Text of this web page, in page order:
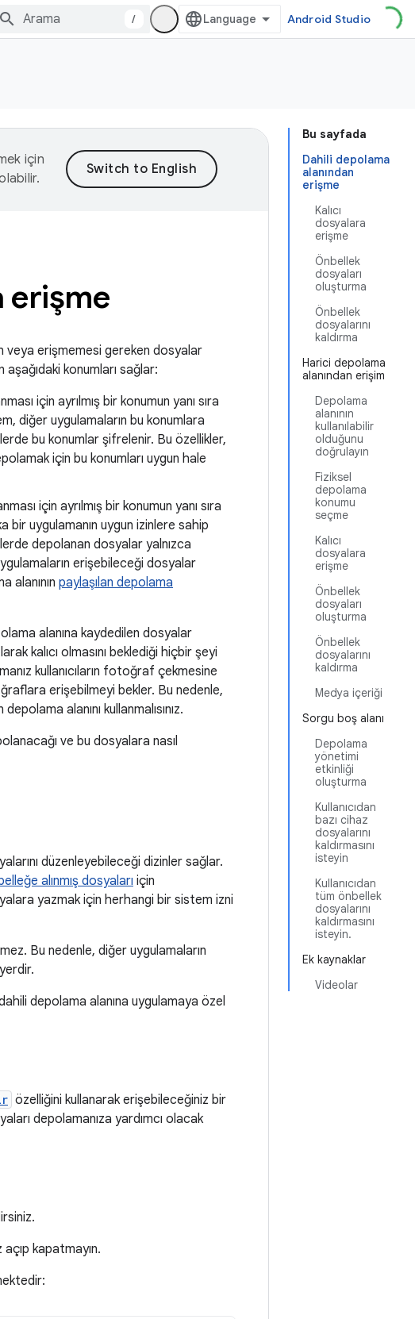
/ Android Studio
Bu sayfada
Dahili depolama
alanından
erişme
Kalıcı
dosyalara
erişme
Önbellek
dosyaları
oluşturma
Önbellek
dosyalarını
kaldırma
Harici depolama
alanından erişim
Depolama
alanının
kullanılabilir
olduğunu
doğrulayın
Fiziksel
depolama
konumu
seçme
Kalıcı
dosyalara
erişme
Önbellek
dosyaları
oluşturma
Önbellek
dosyalarını
kaldırma
Medya içeriği
Sorgu boş alanı
Depolama
yönetimi
etkinliği
oluşturma
Kullanıcıdan
bazı cihaz
dosyalarını
kaldırmasını
isteyin
Kullanıcıdan
tüm önbellek
dosyalarını
kaldırmasını
isteyin.
Ek kaynaklar
Videolar
için
erişme
veya erişmemesi gereken dosyalar
aşağıdaki konumları sağlar:
için ayrılmış bir konumun yanı sıra
diğer uygulamaların bu konumlara
bu konumlar şifrelenir. Bu özellikler,
için bu konumları uygun hale
için ayrılmış bir konumun yanı sıra
bir uygulamanın uygun izinlere sahip
depolanan dosyalar yalnızca
erişebileceği dosyalar
alanının paylaşılan depolama
alanına kaydedilen dosyalar
kalıcı olmasını beklediği hiçbir şeyi
kullanıcıların fotoğraf çekmesine
erişebilmeyi bekler. Bu nedenle,
alanını kullanmalısınız.
ve bu dosyalara nasıl
düzenleyebileceği dizinler sağlar.
alınmış dosyaları için
yazmak için herhangi bir sistem izni
Bu nedenle, diğer uygulamaların
depolama alanına uygulamaya özel
özelliğini kullanarak erişebileceğiniz bir
depolamanıza yardımcı olacak
kapatmayın.